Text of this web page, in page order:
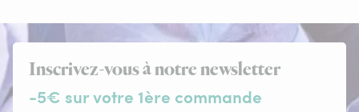
Inscrivez-vous à notre newsletter
-5€ sur votre 1ère commande